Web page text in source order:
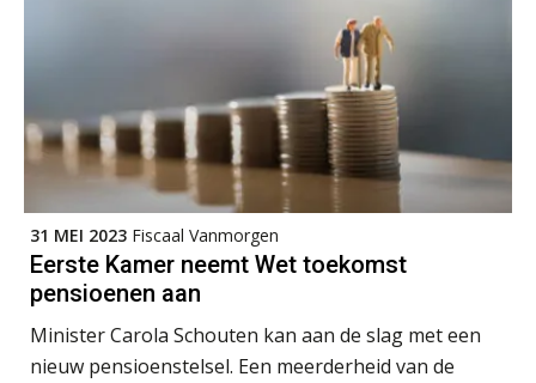
31 MEI 2023 Fiscaal Vanmorgen
Eerste Kamer neemt Wet toekomst
pensioenen aan
Minister Carola Schouten kan aan de slag met een
nieuw pensioenstelsel. Een meerderheid van de
René van der Paardt
Derwish Rosalia
Kirsten Roskam